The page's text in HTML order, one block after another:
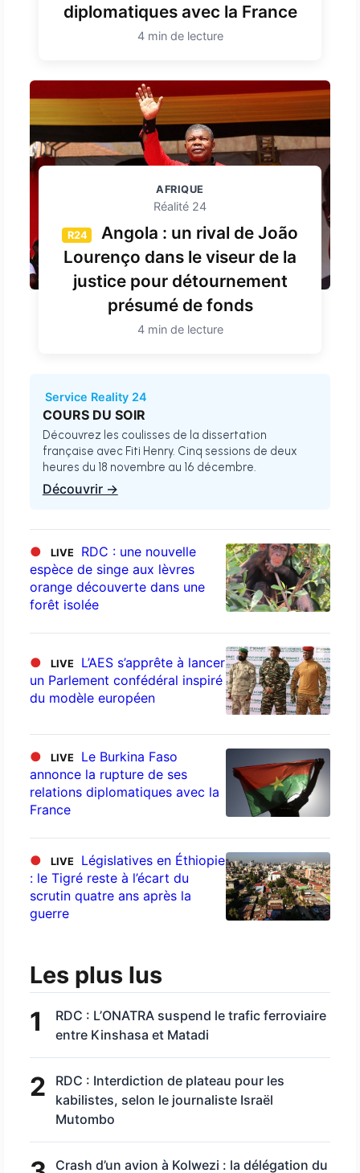
diplomatiques avec la France
4 min de lecture
AFRIQUE
Réalité 24
R24
Angola : un rival de João
Lourenço dans le viseur de la
justice pour détournement
présumé de fonds
4 min de lecture
Service Reality 24
COURS DU SOIR
Découvrez les coulisses de la dissertation
française avec Fiti Henry. Cinq sessions de deux
heures du 18 novembre au 16 décembre.
Découvrir →
● LIVE
RDC : une nouvelle
espèce de singe aux lèvres
orange découverte dans une
forêt isolée
● LIVE
L’AES s’apprête à lancer
un Parlement confédéral inspiré
du modèle européen
● LIVE
Le Burkina Faso
annonce la rupture de ses
relations diplomatiques avec la
France
● LIVE
Législatives en Éthiopie
: le Tigré reste à l’écart du
scrutin quatre ans après la
guerre
Les plus lus
1
RDC : L’ONATRA suspend le trafic ferroviaire
entre Kinshasa et Matadi
2
RDC : Interdiction de plateau pour les
kabilistes, selon le journaliste Israël
Mutombo
Crash d’un avion à Kolwezi : la délégation du